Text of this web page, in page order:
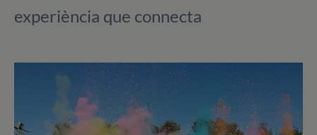
experiència que connecta